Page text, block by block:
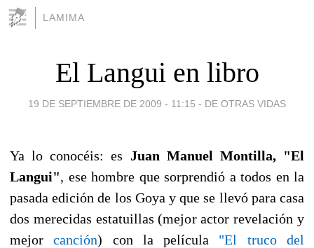
LAMIMA
El Langui en libro
19 DE SEPTIEMBRE DE 2009 - 11:15 - DE OTRAS VIDAS
Ya lo conocéis: es Juan Manuel Montilla, "El
Langui", ese hombre que sorprendió a todos en la
pasada edición de los Goya y que se llevó para casa
dos merecidas estatuillas (mejor actor revelación y
mejorcanción) con la película "El truco del